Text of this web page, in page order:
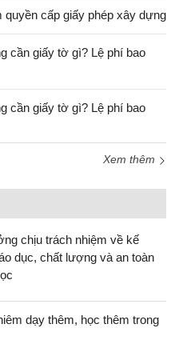
cấp giấy phép xây dựng
cần giấy tờ gì? Lệ phí bao
cần giấy tờ gì? Lệ phí bao
Xem thêm
chịu trách nhiệm về kế
dục, chất lượng và an toàn
dạy thêm, học thêm trong